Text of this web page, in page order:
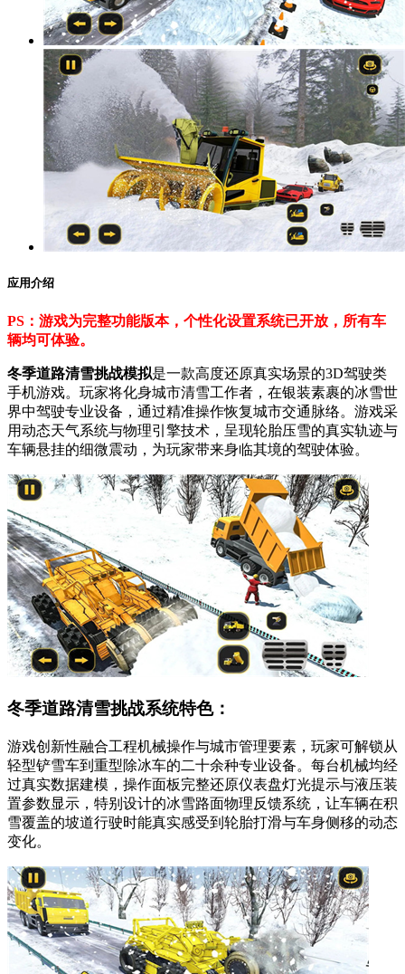
应用介绍
PS：游戏为完整功能版本，个性化设置系统已开放，所有车
辆均可体验。
冬季道路清雪挑战模拟是一款高度还原真实场景的3D驾驶类
手机游戏。玩家将化身城市清雪工作者，在银装素裹的冰雪世
界中驾驶专业设备，通过精准操作恢复城市交通脉络。游戏采
用动态天气系统与物理引擎技术，呈现轮胎压雪的真实轨迹与
车辆悬挂的细微震动，为玩家带来身临其境的驾驶体验。
冬季道路清雪挑战系统特色：
游戏创新性融合工程机械操作与城市管理要素，玩家可解锁从
轻型铲雪车到重型除冰车的二十余种专业设备。每台机械均经
过真实数据建模，操作面板完整还原仪表盘灯光提示与液压装
置参数显示，特别设计的冰雪路面物理反馈系统，让车辆在积
雪覆盖的坡道行驶时能真实感受到轮胎打滑与车身侧移的动态
变化。